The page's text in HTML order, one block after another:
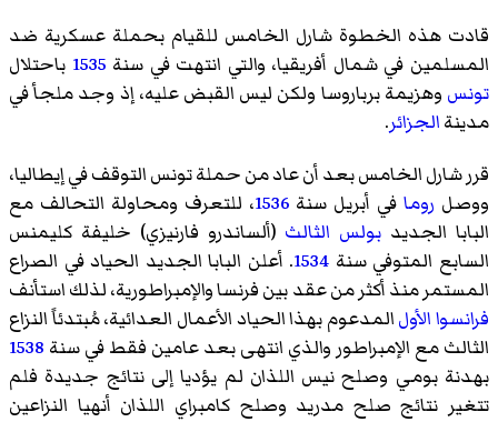
قادت هذه الخطوة شارل الخامس للقيام بحملة عسكرية ضد
المسلمين في شمال أفريقيا، والتي انتهت في سنة 1535 باحتلال
تونس وهزيمة برباروسا ولكن ليس القبض عليه، إذ وجد ملجأ في
مدينةالجزائر.
قرر شارل الخامس بعد أن عاد من حملة تونس التوقف في إيطاليا،
ووصل رومافي أبريل سنة 1536، للتعرف ومحاولة التحالف مع
البابا الجديد بولس الثالث (ألساندرو فارنيزي) خليفة كليمنس
السابع المتوفي سنة 1534. أعلن البابا الجديد الحياد في الصراع
المستمر منذ أكثر من عقد بين فرنسا والإمبراطورية، لذلك استأنف
فرانسوا الأولالمدعوم بهذا الحياد الأعمال العدائية، مُبتدئاً النزاع
الثالث مع الإمبراطور والذي انتهى بعد عامين فقط في سنة 1538
بهدنة بومي وصلح نيس اللذان لم يؤديا إلى نتائج جديدة فلم
تتغير نتائج صلح مدريد وصلح كامبراي اللذان أنهيا النزاعين